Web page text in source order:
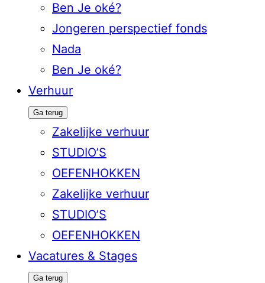
Ben Je oké?
Jongeren perspectief fonds
Nada
Ben Je oké?
Verhuur
Ga terug
Zakelijke verhuur
STUDIO’S
OEFENHOKKEN
Zakelijke verhuur
STUDIO’S
OEFENHOKKEN
Vacatures & Stages
Ga terug